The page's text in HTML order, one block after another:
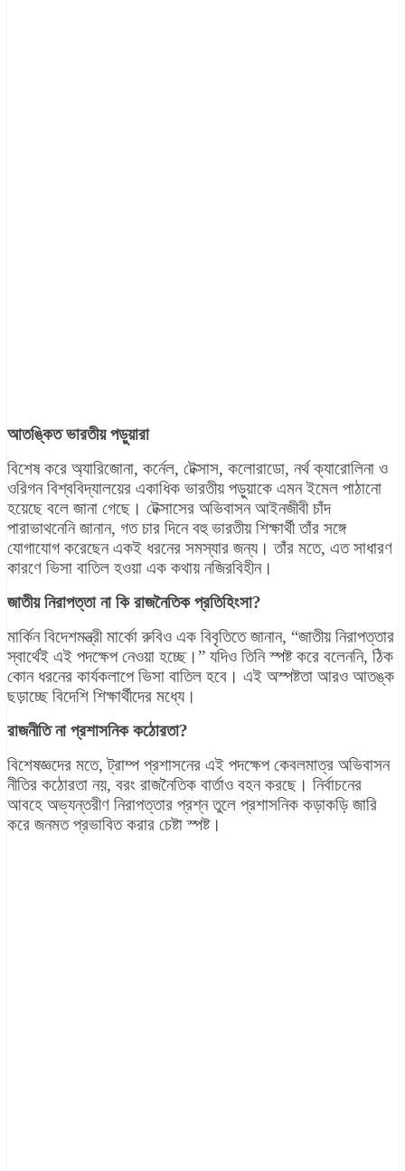
আতঙ্কিত ভারতীয় পড়ুয়ারা
বিশেষ করে অ্যারিজোনা, কর্নেল, টেক্সাস, কলোরাডো, নর্থ ক্যারোলিনা ও
ওরিগন বিশ্ববিদ্যালয়ের একাধিক ভারতীয় পড়ুয়াকে এমন ইমেল পাঠানো
হয়েছে বলে জানা গেছে। টেক্সাসের অভিবাসন আইনজীবী চাঁদ
পারাভাথনেনি জানান, গত চার দিনে বহু ভারতীয় শিক্ষার্থী তাঁর সঙ্গে
যোগাযোগ করেছেন একই ধরনের সমস্যার জন্য। তাঁর মতে, এত সাধারণ
কারণে ভিসা বাতিল হওয়া এক কথায় নজিরবিহীন।
জাতীয় নিরাপত্তা না কি রাজনৈতিক প্রতিহিংসা?
মার্কিন বিদেশমন্ত্রী মার্কো রুবিও এক বিবৃতিতে জানান, “জাতীয় নিরাপত্তার
স্বার্থেই এই পদক্ষেপ নেওয়া হচ্ছে।” যদিও তিনি স্পষ্ট করে বলেননি, ঠিক
কোন ধরনের কার্যকলাপে ভিসা বাতিল হবে। এই অস্পষ্টতা আরও আতঙ্ক
ছড়াচ্ছে বিদেশি শিক্ষার্থীদের মধ্যে।
রাজনীতি না প্রশাসনিক কঠোরতা?
বিশেষজ্ঞদের মতে, ট্রাম্প প্রশাসনের এই পদক্ষেপ কেবলমাত্র অভিবাসন
নীতির কঠোরতা নয়, বরং রাজনৈতিক বার্তাও বহন করছে। নির্বাচনের
আবহে অভ্যন্তরীণ নিরাপত্তার প্রশ্ন তুলে প্রশাসনিক কড়াকড়ি জারি
করে জনমত প্রভাবিত করার চেষ্টা স্পষ্ট।